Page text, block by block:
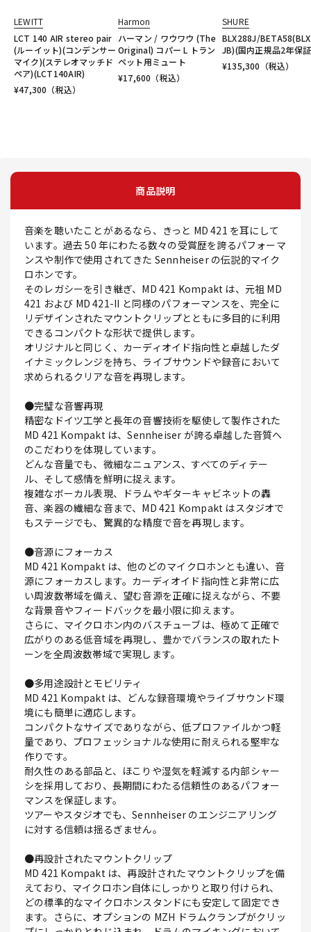
LEWITT
LCT 140 AIR stereo pair
(ルーイット)(コンデンサー
マイク)(ステレオマッチド
ペア)(LCT140AIR)
¥47,300 （税込）
Harmon
ハーマン / ワウワウ (The
Original) コパー L トラン
ペット用ミュート
¥17,600 （税込）
SHURE
BLX288J/
JB)(国内正規品2年保
¥135,300 （税込）
商品説明
音楽を聴いたことがあるなら、きっと MD 421 を耳にして
います。過去 50 年にわたる数々の受賞歴を誇るパフォーマ
ンスや制作で使用されてきた Sennheiser の伝説的マイク
ロホンです。
そのレガシーを引き継ぎ、MD 421 Kompakt は、元祖 MD
421 および MD 421-II と同様のパフォーマンスを、完全に
リデザインされたマウントクリップとともに多目的に利用
できるコンパクトな形状で提供します。
オリジナルと同じく、カーディオイド指向性と卓越したダ
イナミックレンジを持ち、ライブサウンドや録音において
求められるクリアな音を再現します。
●完璧な音響再現
精密なドイツ工学と長年の音響技術を駆使して製作された
MD 421 Kompakt は、Sennheiser が誇る卓越した音質へ
のこだわりを体現しています。
どんな音量でも、微細なニュアンス、すべてのディテー
ル、そして感情を鮮明に捉えます。
複雑なボーカル表現、ドラムやギターキャビネットの轟
音、楽器の繊細な音まで、MD 421 Kompakt はスタジオで
もステージでも、驚異的な精度で音を再現します。
●音源にフォーカス
MD 421 Kompakt は、他のどのマイクロホンとも違い、音
源にフォーカスします。カーディオイド指向性と非常に広
い周波数帯域を備え、望む音源を正確に捉えながら、不要
な背景音やフィードバックを最小限に抑えます。
さらに、マイクロホン内のバスチューブは、極めて正確で
広がりのある低音域を再現し、豊かでバランスの取れたト
ーンを全周波数帯域で実現します。
●多用途設計とモビリティ
MD 421 Kompakt は、どんな録音環境やライブサウンド環
境にも簡単に適応します。
コンパクトなサイズでありながら、低プロファイルかつ軽
量であり、プロフェッショナルな使用に耐えられる堅牢な
作りです。
耐久性のある部品と、ほこりや湿気を軽減する内部シャー
シを採用しており、長期間にわたる信頼性のあるパフォー
マンスを保証します。
ツアーやスタジオでも、Sennheiser のエンジニアリング
に対する信頼は揺るぎません。
●再設計されたマウントクリップ
MD 421 Kompakt は、再設計されたマウントクリップを備
えており、マイクロホン自体にしっかりと取り付けられ、
どの標準的なマイクロホンスタンドにも安定して固定でき
ます。さらに、オプションの MZH ドラムクランプがクリッ